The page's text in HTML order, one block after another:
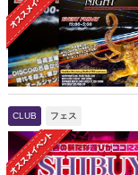
CLUB フェス